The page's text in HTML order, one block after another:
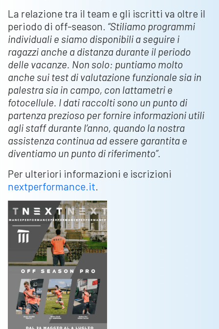
La relazione tra il team e gli iscritti va oltre il
periodo di off-season. “Stiliamo programmi
individuali e siamo disponibili a seguire i
ragazzi anche a distanza durante il periodo
delle vacanze. Non solo: puntiamo molto
anche sui test di valutazione funzionale sia in
palestra sia in campo, con lattametri e
fotocellule. I dati raccolti sono un punto di
partenza prezioso per fornire informazioni utili
agli staff durante l’anno, quando la nostra
assistenza continua ad essere garantita e
diventiamo un punto di riferimento”.
Per ulteriori informazioni e iscrizioni
nextperformance.it.